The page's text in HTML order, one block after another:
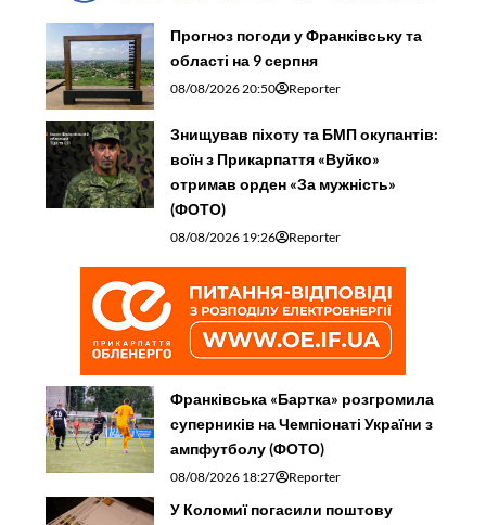
Прогноз погоди у Франківську та
області на 9 серпня
08/08/2026 20:50 Reporter
Знищував піхоту та БМП окупантів:
воїн з Прикарпаття «Вуйко»
отримав орден «За мужність»
(ФОТО)
08/08/2026 19:26 Reporter
Франківська «Бартка» розгромила
суперників на Чемпіонаті України з
ампфутболу (ФОТО)
08/08/2026 18:27 Reporter
У Коломиї погасили поштову